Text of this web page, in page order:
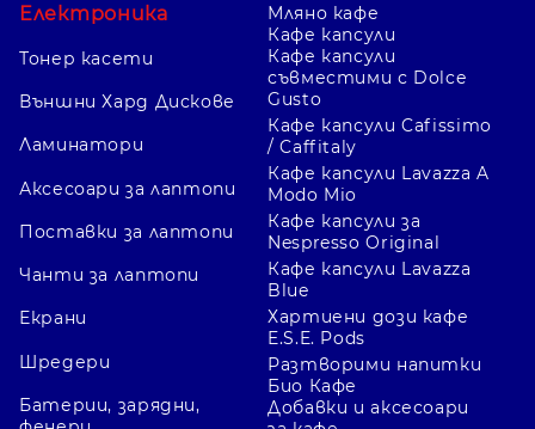
Електроника
Тонер касети
Външни Хард Дискове
Ламинатори
Аксесоари за лаптопи
Поставки за лаптопи
Чанти за лаптопи
Екрани
Шредери
Батерии, зарядни,
Мляно кафе
Кафе капсули
Кафе капсули
съвместими с Dolce
Gusto
Кафе капсули Cafissimo
/ Caffitaly
Кафе капсули Lavazza A
Modo Mio
Кафе капсули за
Nespresso Original
Кафе капсули Lavazza
Blue
Хартиени дози кафе
E.S.E. Pods
Разтворими напитки
Био Кафе
Добавки и аксесоари